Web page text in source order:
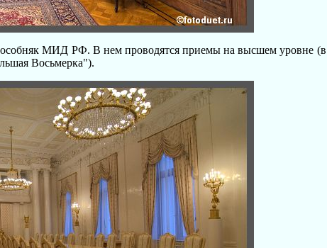
особняк МИД РФ. В нем проводятся приемы на высшем уровне (в
Восьмерка").